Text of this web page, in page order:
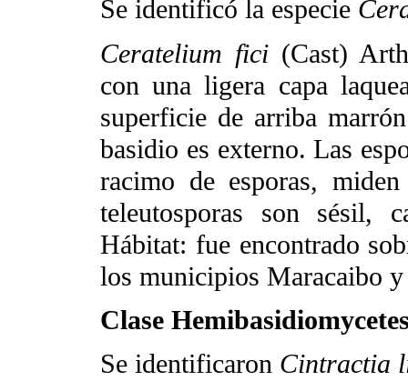
Se identificó la especie
Ceratelium fici (Cast)
con una ligera capa
superficie de arriba
basidio es externo. Las
racimo de esporas,
teleutosporas son sésil,
Hábitat: fue encontrado
los municipios Maracaibo
Clase
Se identificaron Cintractia